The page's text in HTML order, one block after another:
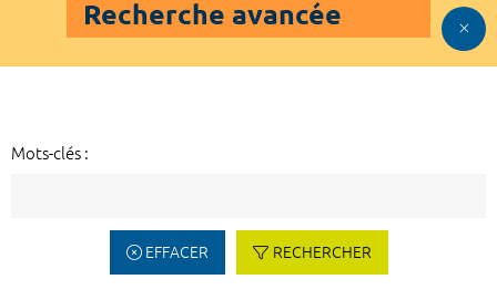
Recherche avancée
Mots-clés :
EFFACER RECHERCHER